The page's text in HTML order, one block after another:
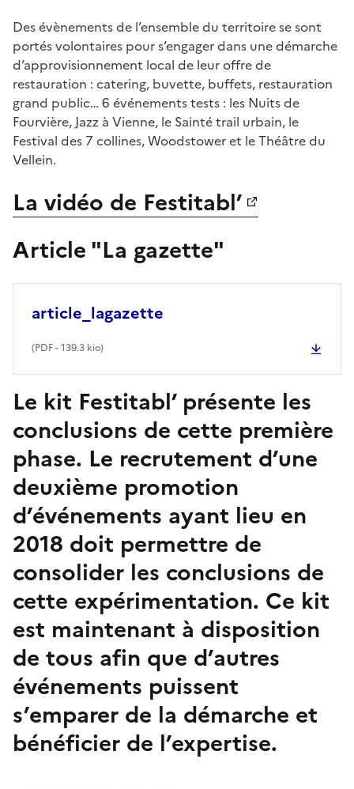
Des évènements de l’ensemble du territoire se sont
portés volontaires pour s’engager dans une démarche
d’approvisionnement local de leur offre de
restauration : catering, buvette, buffets, restauration
grand public… 6 événements tests : les Nuits de
Fourvière, Jazz à Vienne, le Sainté trail urbain, le
Festival des 7 collines, Woodstower et le Théâtre du
Vellein.
La vidéo de Festitabl’
Article "La gazette"
article_lagazette
(PDF- 139.3 kio)
Le kit Festitabl’ présente les
conclusions de cette première
phase. Le recrutement d’une
deuxième promotion
d’événements ayant lieu en
2018 doit permettre de
consolider les conclusions de
cette expérimentation. Ce kit
est maintenant à disposition
de tous afin que d’autres
événements puissent
s’emparer de la démarche et
bénéficier de l’expertise.